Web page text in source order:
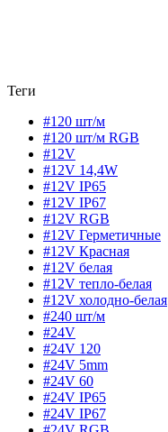
Теги
#120 шт/м
#120 шт/м RGB
#12V
#12V 14,4W
#12V IP65
#12V IP67
#12V RGB
#12V Герметичные
#12V Красная
#12V белая
#12V тепло-белая
#12V холодно-белая
#240 шт/м
#24V
#24V 120
#24V 5mm
#24V 60
#24V IP65
#24V IP67